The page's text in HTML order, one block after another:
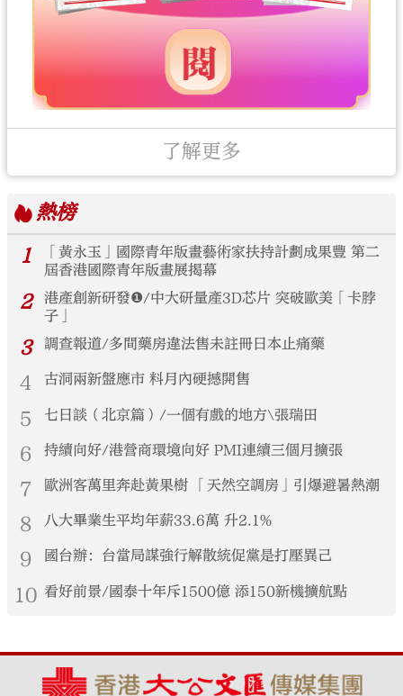
了解更多
熱榜
1
「黃永玉」國際青年版畫藝術家扶持計劃成果豐 第二
屆香港國際青年版畫展揭幕
2
港產創新研發❶/中大研量產3D芯片 突破歐美「卡脖
子」
3 調查報道/多間藥房違法售未註冊日本止痛藥
4 古洞兩新盤應市 料月內硬撼開售
5 七日談（北京篇）/一個有戲的地方\張瑞田
6 持續向好/港營商環境向好 PMI連續三個月擴張
7 歐洲客萬里奔赴黃果樹 「天然空調房」引爆避暑熱潮
8 八大畢業生平均年薪33.6萬 升2.1%
9 國台辦：台當局謀強行解散統促黨是打壓異己
10 看好前景/國泰十年斥1500億 添150新機擴航點